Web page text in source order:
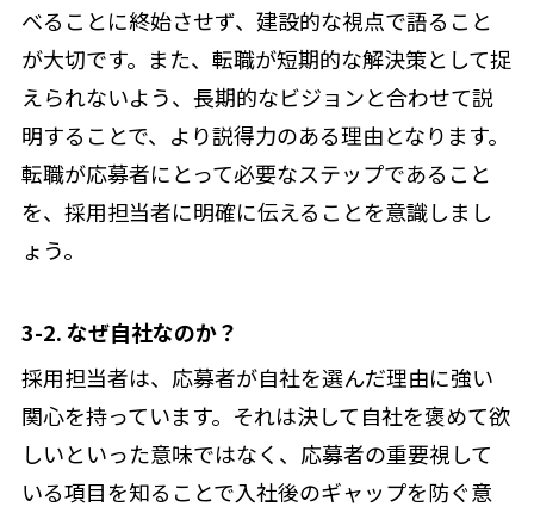
べることに終始させず、建設的な視点で語ること
が大切です。また、転職が短期的な解決策として捉
えられないよう、長期的なビジョンと合わせて説
明することで、より説得力のある理由となります。
転職が応募者にとって必要なステップであること
を、採用担当者に明確に伝えることを意識しまし
ょう。
3-2. なぜ自社なのか？
採用担当者は、応募者が自社を選んだ理由に強い
関心を持っています。それは決して自社を褒めて欲
しいといった意味ではなく、応募者の重要視して
いる項目を知ることで入社後のギャップを防ぐ意